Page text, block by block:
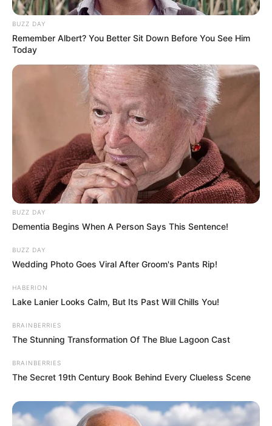
BUZZ DAY
Remember Albert? You Better Sit Down Before You See Him
Today
BUZZ DAY
Dementia Begins When A Person Says This Sentence!
BUZZ DAY
Wedding Photo Goes Viral After Groom's Pants Rip!
HABERION
Lake Lanier Looks Calm, But Its Past Will Chills You!
BRAINBERRIES
The Stunning Transformation Of The Blue Lagoon Cast
BRAINBERRIES
The Secret 19th Century Book Behind Every Clueless Scene